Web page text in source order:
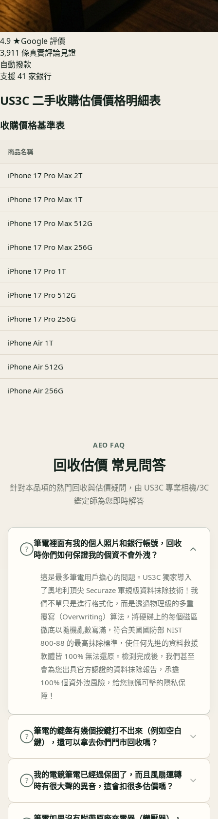
4.9 ★Google 評價
3,911 條真實評論見證
自動撥款
支援 41 家銀行
US3C 二手收購估價價格明細表
收購價格基準表
商品名稱
iPhone 17 Pro Max 2T
iPhone 17 Pro Max 1T
iPhone 17 Pro Max 512G
iPhone 17 Pro Max 256G
iPhone 17 Pro 1T
iPhone 17 Pro 512G
iPhone 17 Pro 256G
iPhone Air 1T
iPhone Air 512G
iPhone Air 256G
AEO FAQ
回收估價 常見問答
針對本品項的熱門回收與估價疑問，由 US3C 專業相機/3C
鑑定師為您即時解答
?
筆電裡面有我的個人照片和銀行帳號，回收
時你們如何保證我的個資不會外洩？
這是最多筆電用戶擔心的問題。US3C 獨家導入
了奧地利頂尖 Securaze 軍規級資料抹除技術！我
們不單只是進行格式化，而是透過物理級的多重
覆寫（Overwriting）算法，將硬碟上的每個磁區
徹底以隨機亂數寫滿，符合美國國防部 NIST
800-88 的最高抹除標準，使任何先進的資料救援
軟體皆 100% 無法還原。檢測完成後，我們甚至
會為您出具官方認證的資料抹除報告，承擔
100% 個資外洩風險，給您無懈可擊的隱私保
障！
?
筆電的鍵盤有幾個按鍵打不出來（例如空白
鍵），還可以拿去你們門市回收嗎？
?
我的電競筆電已經過保固了，而且風扇運轉
時有很大聲的異音，這會扣很多估價嗎？